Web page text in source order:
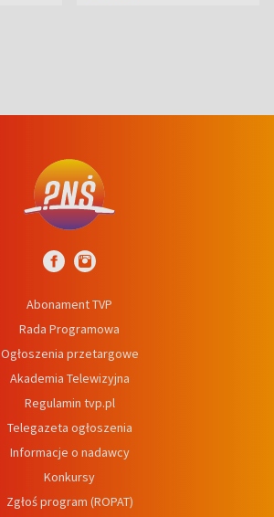
Abonament TVP
Rada Programowa
Ogłoszenia przetargowe
Akademia Telewizyjna
Regulamin tvp.pl
Telegazeta ogłoszenia
Informacje o nadawcy
Konkursy
Zgłoś program (ROPAT)